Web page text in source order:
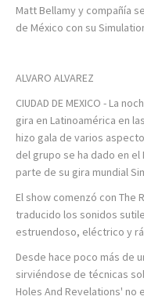
Matt Bellamy y compañía
de México con su
ALVARO ALVAREZ
CIUDAD DE MEXICO - La
gira en Latinoamérica en
hizo gala de varios
del grupo se ha dado en
parte de su gira mundial
El show comenzó con The
traducido los sonidos
estruendoso, eléctrico y
Desde hace poco más de
sirviéndose de técnicas
Holes And Revelations' no